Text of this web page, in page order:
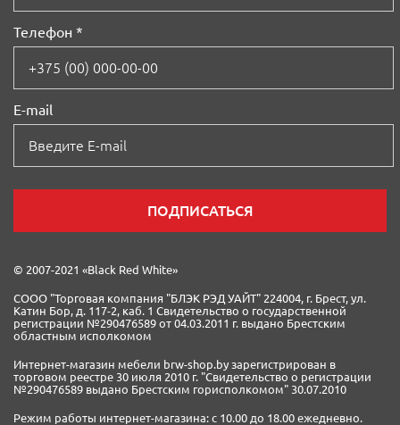
Телефон *
E-mail
ПОДПИСАТЬСЯ
© 2007-2021 «Black Red White»
СООО "Торговая компания "БЛЭК РЭД УАЙТ" 224004, г. Брест, ул.
Катин Бор, д. 117-2, каб. 1 Свидетельство о государственной
регистрации №290476589 от 04.03.2011 г. выдано Брестским
областным исполкомом
Интернет-магазин мебели brw-shop.by зарегистрирован в
торговом реестре 30 июля 2010 г. "Свидетельство о регистрации
№290476589 выдано Брестским горисполкомом" 30.07.2010
Режим работы интернет-магазина: с 10.00 до 18.00 ежедневно.